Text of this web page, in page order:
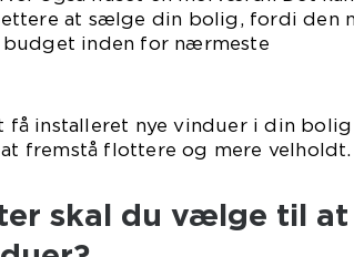
at sælge din bolig, fordi den
inden for nærmeste
få installeret nye vinduer i din bolig
fremstå flottere og mere velholdt.
skal du vælge til at